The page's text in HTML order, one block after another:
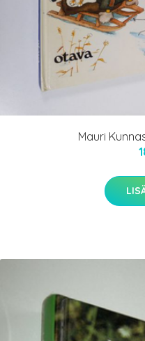
Mauri